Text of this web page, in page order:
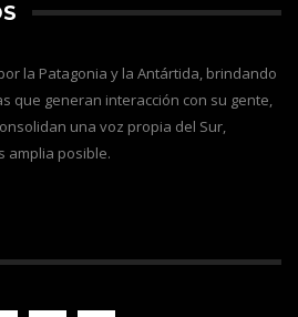
la Patagonia y la Antártida, brindando
que generan interacción con su gente,
una voz propia del Sur,
amplia posible.